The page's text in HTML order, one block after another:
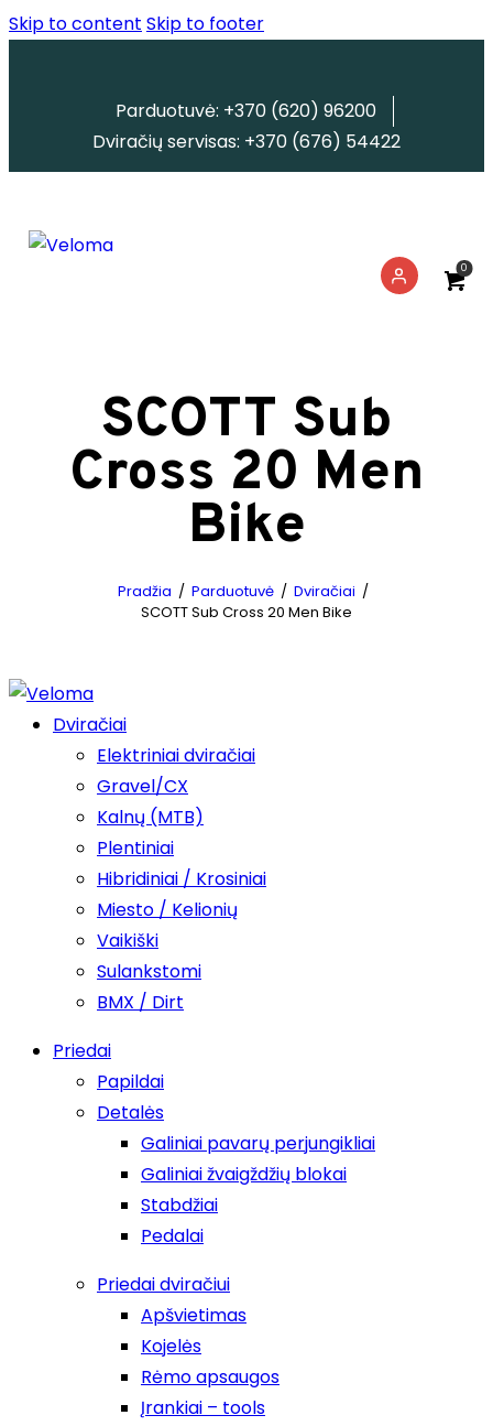
Skip to content Skip to footer
Parduotuvė: +370 (620) 96200
Dviračių servisas: +370 (676) 54422
0
SCOTT Sub
Cross 20 Men
Bike
Pradžia Parduotuvė
Dviračiai
SCOTT Sub Cross 20 Men Bike
Dviračiai
Elektriniai dviračiai
Gravel/CX
Kalnų (MTB)
Plentiniai
Hibridiniai / Krosiniai
Miesto / Kelionių
Vaikiški
Sulankstomi
BMX / Dirt
Priedai
Papildai
Detalės
Galiniai pavarų perjungikliai
Galiniai žvaigždžių blokai
Stabdžiai
Pedalai
Priedai dviračiui
Apšvietimas
Kojelės
Rėmo apsaugos
Įrankiai – tools